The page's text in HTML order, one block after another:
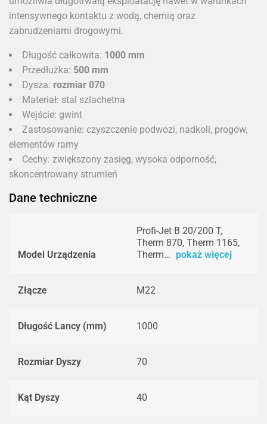
intensywnego kontaktu z wodą, chemią oraz
zabrudzeniami drogowymi.
Długość całkowita: 1000 mm
Przedłużka: 500 mm
Dysza: rozmiar 070
Materiał: stal szlachetna
Wejście: gwint
Zastosowanie: czyszczenie podwozi, nadkoli, progów,
elementów ramy
Cechy: zwiększony zasięg, wysoka odporność,
skoncentrowany strumień
Dane techniczne
Model Urządzenia
Profi-Jet B 20/200 T,
Therm 870, Therm 1165,
Therm… pokaż więcej
Złącze M22
Długość Lancy (mm) 1000
Rozmiar Dyszy 70
Kąt Dyszy 40